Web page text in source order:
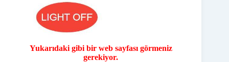
Yukarıdaki gibi bir web sayfası görmeniz
gerekiyor.